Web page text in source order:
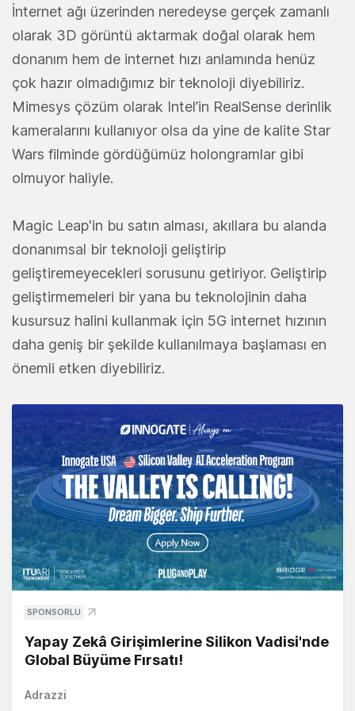
İnternet ağı üzerinden neredeyse gerçek zamanlı
olarak 3D görüntü aktarmak doğal olarak hem
donanım hem de internet hızı anlamında henüz
çok hazır olmadığımız bir teknoloji diyebiliriz.
Mimesys çözüm olarak Intel’in RealSense derinlik
kameralarını kullanıyor olsa da yine de kalite Star
Wars filminde gördüğümüz holongramlar gibi
olmuyor haliyle.
Magic Leap'in bu satın alması, akıllara bu alanda
donanımsal bir teknoloji geliştirip
geliştiremeyecekleri sorusunu getiriyor. Geliştirip
geliştirmemeleri bir yana bu teknolojinin daha
kusursuz halini kullanmak için 5G internet hızının
daha geniş bir şekilde kullanılmaya başlaması en
önemli etken diyebiliriz.
SPONSORLU
Yapay Zekâ Girişimlerine Silikon Vadisi'nde
Global Büyüme Fırsatı!
Adrazzi